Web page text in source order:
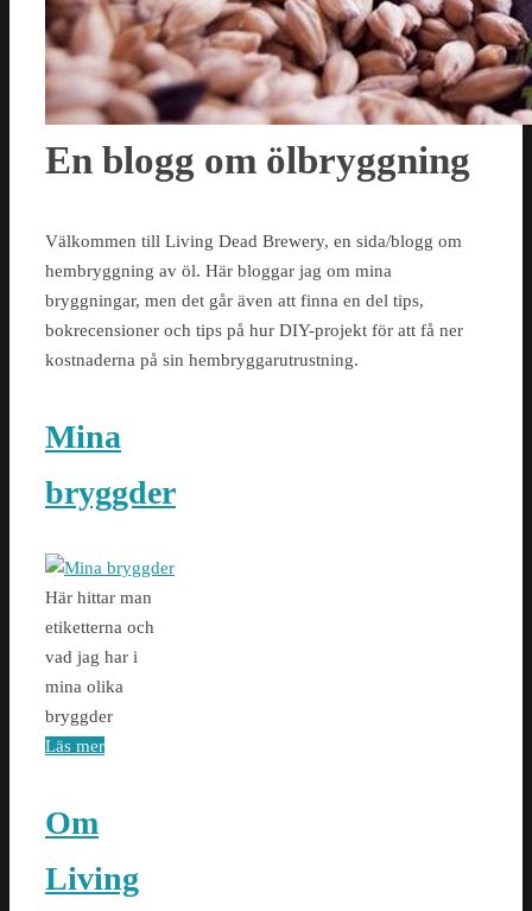
En blogg om ölbryggning
Välkommen till Living Dead Brewery, en sida/blogg om
hembryggning av öl. Här bloggar jag om mina
bryggningar, men det går även att finna en del tips,
bokrecensioner och tips på hur DIY-projekt för att få ner
kostnaderna på sin hembryggarutrustning.
Mina
bryggder
Här hittar man
etiketterna och
vad jag har i
mina olika
bryggder
Läs mer
Om
Living